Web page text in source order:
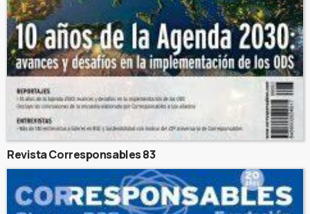
Revista Corresponsables 83